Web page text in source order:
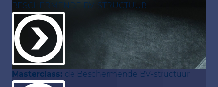
BESCHERMENDE BV-STRUCTUUR
Masterclass: de Beschermende BV-structuur